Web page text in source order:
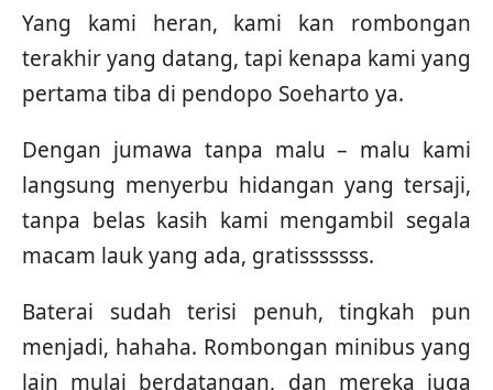
Yang kami heran, kami kan rombongan
terakhir yang datang, tapi kenapa kami yang
pertama tiba di pendopo Soeharto ya.
Dengan jumawa tanpa malu – malu kami
langsung menyerbu hidangan yang tersaji,
tanpa belas kasih kami mengambil segala
macam lauk yang ada, gratisssssss.
Baterai sudah terisi penuh, tingkah pun
menjadi, hahaha. Rombongan minibus yang
lain mulai berdatangan, dan mereka juga